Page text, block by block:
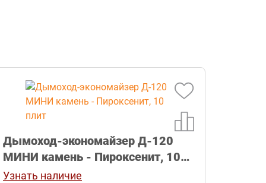
Дымоход-экономайзер Д-120
МИНИ камень - Пироксенит, 10
плит
Узнать наличие